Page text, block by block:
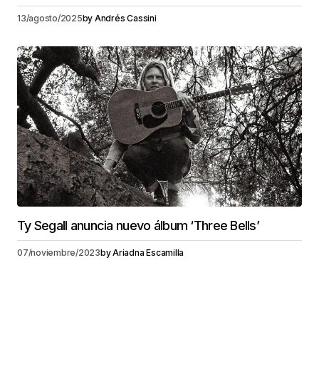
13/agosto/2025by Andrés Cassini
Ty Segall anuncia nuevo álbum ‘Three Bells’
07/noviembre/2023byAriadna Escamilla